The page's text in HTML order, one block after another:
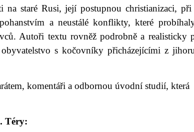
na staré Rusi, její postupnou christianizaci,
a neustálé konflikty, které
Autoři textu rovněž podrobně a realisticky
s kočovníky přicházejícími z
komentáři a odbornou úvodní studií, která
Téry: